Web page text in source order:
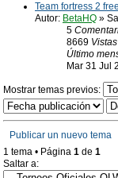
Team fortress 2
Autor: BetaHQ »
5
8669 Vistas
Último
Mar 31 Jul
Mostrar temas previos:
Publicar un nuevo tema
1 tema • Página 1 de 1
Saltar a: